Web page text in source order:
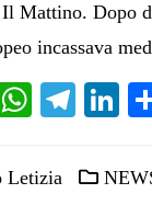
Mattino. Dopo
incassava
Twitter
Letizia